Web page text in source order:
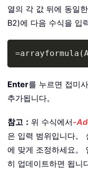
열의 각 값 뒤에 동일
B2)에 다음 수식을 입
Enter를 누르면 접미사
추가됩니다。
참고： 위 수식에서-
은 입력 범위입니다。
에 맞게 조정하세요。
히 업데이트하면 됩니